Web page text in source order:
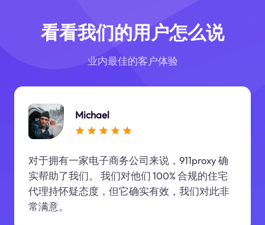
看看我们的用户怎么说
业内最佳的客户体验
Michael
对于拥有一家电子商务公司来说，911proxy 确
实帮助了我们。 我们对他们 100% 合规的住宅
代理持怀疑态度，但它确实有效，我们对此非
常满意。